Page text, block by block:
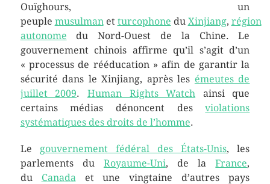
Ouïghours, un
peuple musulman et turcophone du Xinjiang, région
autonome du Nord-Ouest de la Chine. Le
gouvernement chinois affirme qu’il s’agit d’un
« processus de rééducation » afin de garantir la
sécurité dans le Xinjiang, après les émeutes de
juillet 2009. Human Rights Watch ainsi que
certains médias dénoncent desviolations
systématiques des droits de l’homme.
Le gouvernement fédéral des États-Unis, les
parlements du Royaume-Uni, de laFrance,
du Canada et une vingtaine d’autres pays